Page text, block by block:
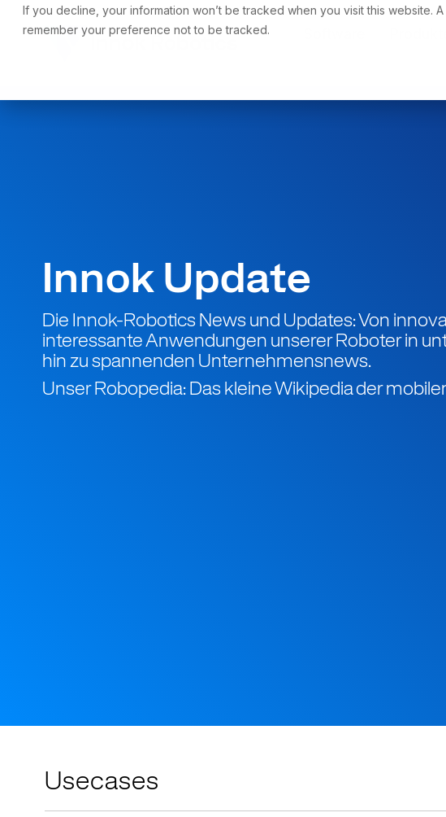
If you decline, your information won’t be tracked when you visit this website.
remember your preference not to be tracked.
Skip
Innok Update
Die Innok-Robotics News und Updates: Von
interessante Anwendungen unserer Roboter in
hin zu spannenden Unternehmensnews.
Unser Robopedia: Das kleine Wikipedia der
Usecases